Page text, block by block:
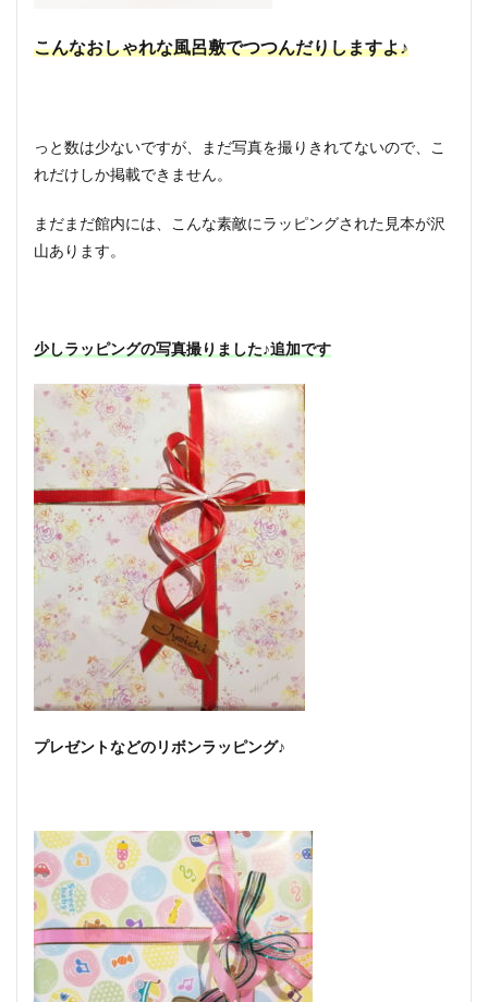
こんなおしゃれな風呂敷でつつんだりしますよ♪
っと数は少ないですが、まだ写真を撮りきれてないので、こ
れだけしか掲載できません。
まだまだ館内には、こんな素敵にラッピングされた見本が沢
山あります。
少しラッピングの写真撮りました♪追加です
プレゼントなどのリボンラッピング♪